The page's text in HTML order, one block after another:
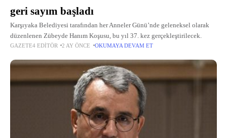
geri sayım başladı
Karşıyaka Belediyesi tarafından her Anneler Günü’nde geleneksel olarak
düzenlenen Zübeyde Hanım Koşusu, bu yıl 37. kez gerçekleştirilecek.
GAZETE4 EDITÖR 2 AY ÖNCE OKUMAYA DEVAM ET